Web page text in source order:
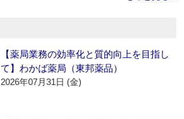
【薬局業務の効率化と質的向上を目指し
て】わかば薬局（東邦薬品）
2026年07月31日 (金)